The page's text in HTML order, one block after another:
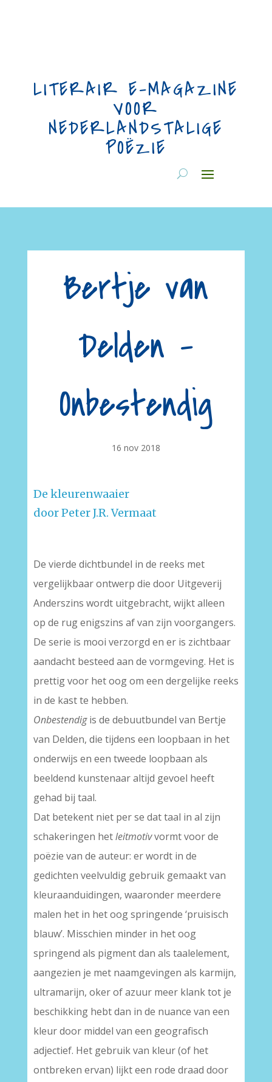
LITERAIR E-MAGAZINE
VOOR
NEDERLANDSTALIGE
POËZIE
Bertje van
Delden –
Onbestendig
16 nov 2018
De kleurenwaaier
door Peter J.R. Vermaat
De vierde dichtbundel in de reeks met
vergelijkbaar ontwerp die door Uitgeverij
Anderszins wordt uitgebracht, wijkt alleen
op de rug enigszins af van zijn voorgangers.
De serie is mooi verzorgd en er is zichtbaar
aandacht besteed aan de vormgeving. Het is
prettig voor het oog om een dergelijke reeks
in de kast te hebben.
Onbestendigis de debuutbundel van Bertje
van Delden, die tijdens een loopbaan in het
onderwijs en een tweede loopbaan als
beeldend kunstenaar altijd gevoel heeft
gehad bij taal.
Dat betekent niet per se dat taal in al zijn
schakeringen hetleitmotivvormt voor de
poëzie van de auteur: er wordt in de
gedichten veelvuldig gebruik gemaakt van
kleuraanduidingen, waaronder meerdere
malen het in het oog springende ‘pruisisch
blauw’. Misschien minder in het oog
springend als pigment dan als taalelement,
aangezien je met naamgevingen als karmijn,
ultramarijn, oker of azuur meer klank tot je
beschikking hebt dan in de nuance van een
kleur door middel van een geografisch
adjectief. Het gebruik van kleur (of het
ontbreken ervan) lijkt een rode draad door